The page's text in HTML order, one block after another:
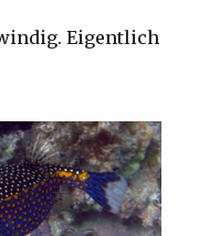
Eigentlich